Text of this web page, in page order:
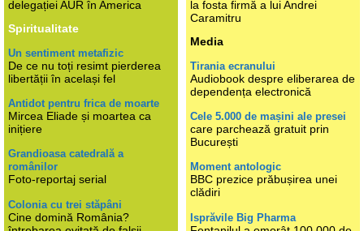
delegației AUR în America
Spiritualitate
Un sentiment metafizic
De ce nu toți resimt pierderea
libertății în același fel
Antidot pentru frica de moarte
Mircea Eliade și moartea ca
inițiere
Grandioasa catedrală a
românilor
Foto-reportaj serial
Colonia cu trei stăpâni
Cine domină România?
la fosta firmă a lui Andrei
Caramitru
Media
Tirania ecranului
Audiobook despre eliberarea de
dependența electronică
Cele 5.000 de mașini ale presei
care parchează gratuit prin
București
Moment antologic
BBC prezice prăbușirea unei
clădiri
Isprăvile Big Pharma